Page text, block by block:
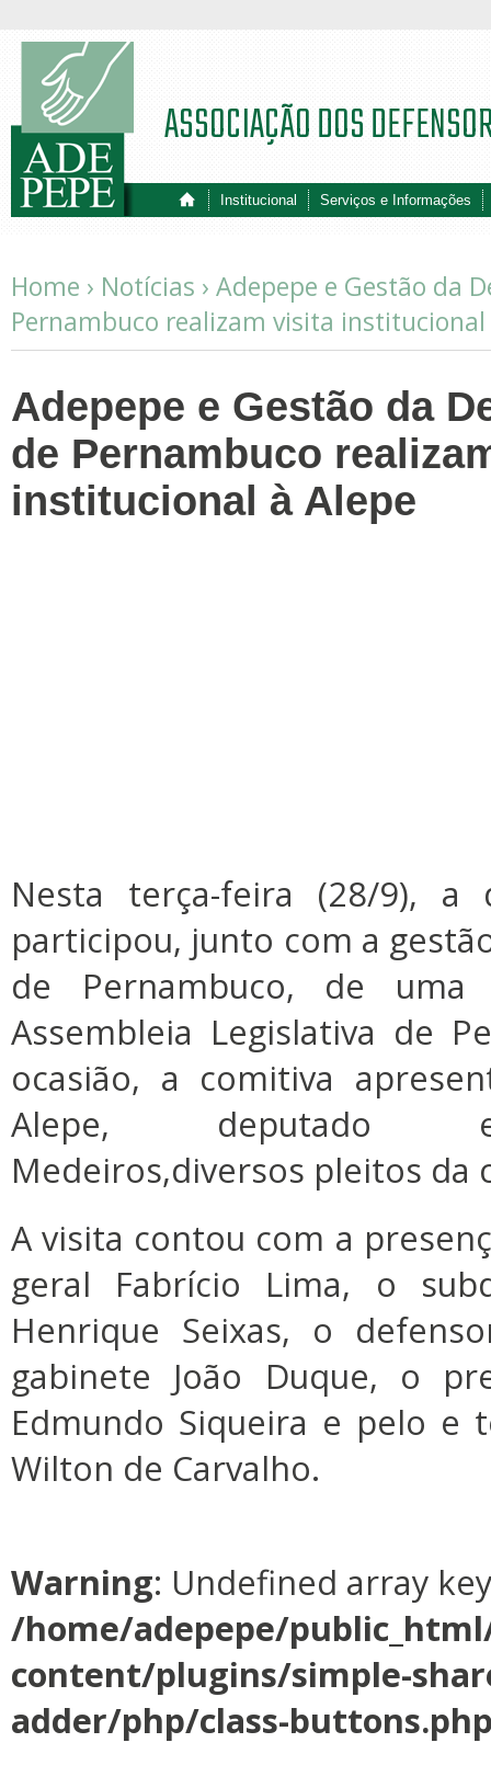
Institucional Serviços e Informações
ASSOCIAÇÃO DOS
Home › Notícias › Adepepe e Gestão da
Pernambuco realizam visita institucional
Adepepe e Gestão da
de Pernambuco
institucional à Alepe
Nesta terça-feira (28/9), a
participou, junto com a
de Pernambuco, de
Assembleia Legislativa de
ocasião, a comitiva
Alepe, deputado
Medeiros,diversos pleitos da
A visita contou com a
geral Fabrício Lima, o
Henrique Seixas, o
gabinete João Duque, o
Edmundo Siqueira e pelo e
Wilton de Carvalho.
Warning: Undefined array
/home/adepepe/
content/plugins/simple-
adder/php/class-